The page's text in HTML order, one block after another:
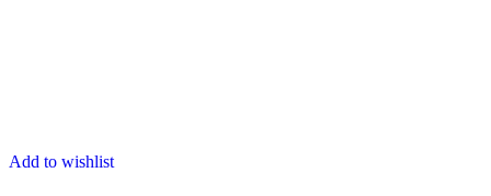
Add to wishlist